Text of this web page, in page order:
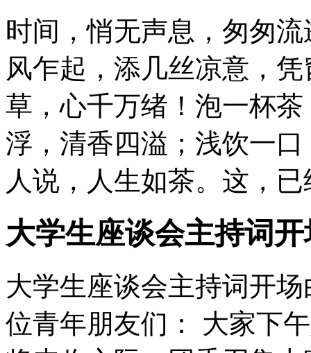
时间，悄无声息，匆匆
风乍起，添几丝凉意，
草，心千万绪！泡一杯
浮，清香四溢；浅饮一
人说，人生如茶。这，
大学生座谈会主持词
大学生座谈会主持词开
位青年朋友们： 大家下